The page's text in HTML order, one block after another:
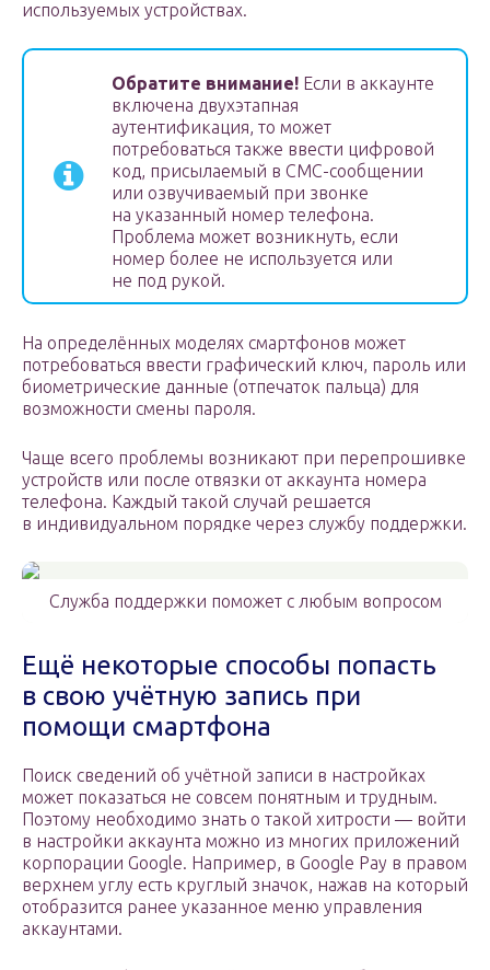
используемых устройствах.
Обратите внимание! Если в аккаунте
включена двухэтапная
аутентификация, то может
потребоваться также ввести цифровой
код, присылаемый в СМС-сообщении
или озвучиваемый при звонке
на указанный номер телефона.
Проблема может возникнуть, если
номер более не используется или
не под рукой.
На определённых моделях смартфонов может
потребоваться ввести графический ключ, пароль или
биометрические данные (отпечаток пальца) для
возможности смены пароля.
Чаще всего проблемы возникают при перепрошивке
устройств или после отвязки от аккаунта номера
телефона. Каждый такой случай решается
в индивидуальном порядке через службу поддержки.
Служба поддержки поможет с любым вопросом
Ещё некоторые способы попасть
в свою учётную запись при
помощи смартфона
Поиск сведений об учётной записи в настройках
может показаться не совсем понятным и трудным.
Поэтому необходимо знать о такой хитрости — войти
в настройки аккаунта можно из многих приложений
корпорации Google. Например, в Google Pay в правом
верхнем углу есть круглый значок, нажав на который
отобразится ранее указанное меню управления
аккаунтами.